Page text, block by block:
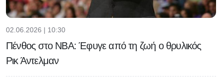
02.06.2026 | 10:30
Πένθος στο NBA: Έφυγε από τη ζωή ο θρυλικός
Ρικ Άντελμαν